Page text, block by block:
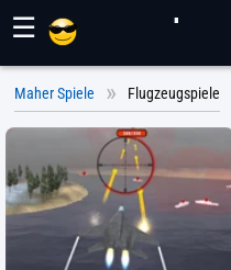
☰
Maher Spiele Flugzeugspiele